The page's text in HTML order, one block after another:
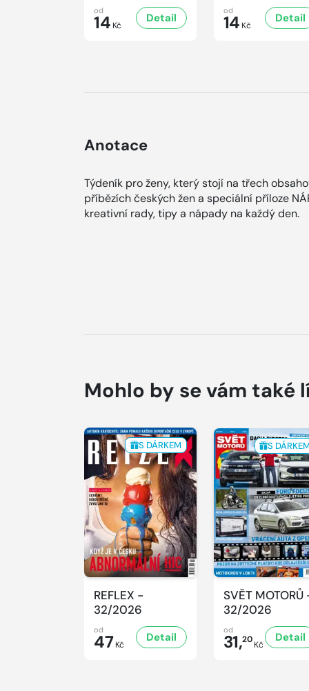
od
14 Kč
Detail
od
14 Kč
Detail
Anotace
Týdeník pro ženy, který stojí na třech
příbězích českých žen a speciální příloze
kreativní rady, tipy a nápady na každý den.
Mohlo by se vám také
S DÁRKEM
REFLEX -
32/2026
od
47 Kč
Detail
S
SVĚT MOTORŮ
32/2026
od
31,20Kč
Detail